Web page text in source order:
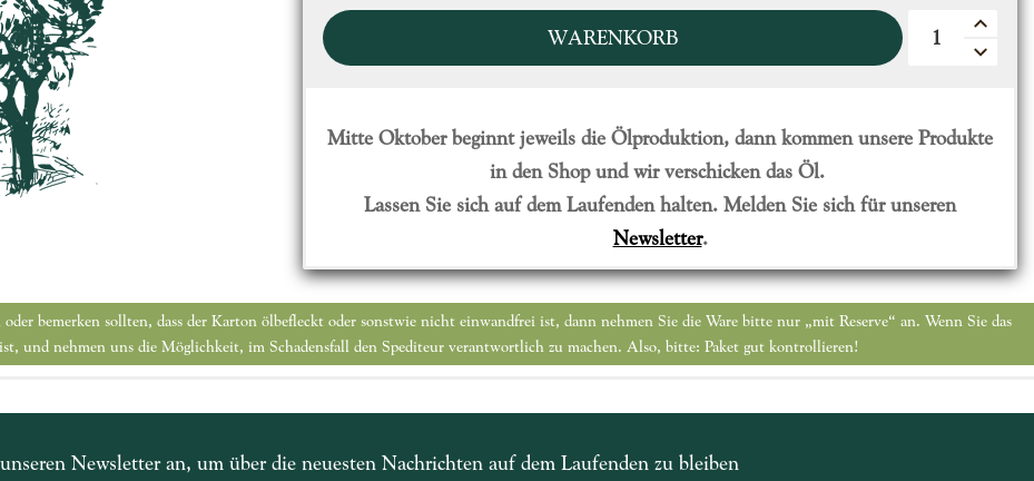
Quantità
WARENKORB
Mitte Oktober beginnt jeweils die Ölproduktion, dann kommen unsere Produkte
in den Shop und wir verschicken das Öl.
Lassen Sie sich auf dem Laufenden halten. Melden Sie sich für unseren
Newsletter.
bemerken sollten, dass der Karton ölbefleckt oder sonstwie nicht einwandfrei ist, dann nehmen Sie die Ware bitte nur „mit Reserve“ an. Wenn Sie das
und nehmen uns die Möglichkeit, im Schadensfall den Spediteur verantwortlich zu machen. Also, bitte: Paket gut kontrollieren!
Newsletter an, um über die neuesten Nachrichten auf dem Laufenden zu bleiben